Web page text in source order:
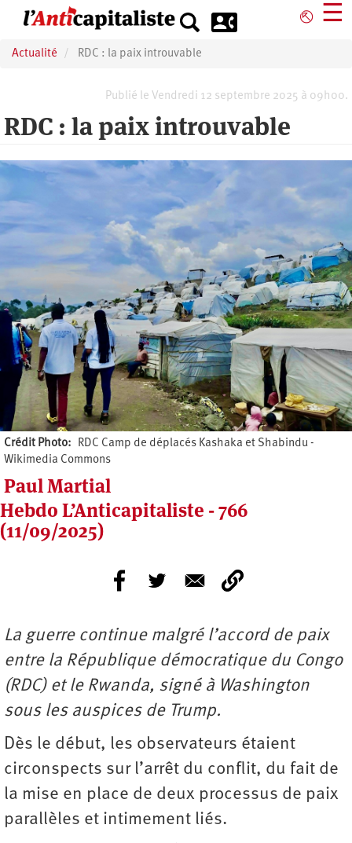
principal
⎋ ☰
Actualité RDC : la paix introuvable
Publié le Vendredi 12 septembre 2025 à 09h00.
RDC : la paix introuvable
Crédit Photo
RDC Camp de déplacés Kashaka et Shabindu -
Wikimedia Commons
Paul Martial
Hebdo L’Anticapitaliste - 766
(11/09/2025)
La guerre continue malgré l’accord de paix
entre la République démocratique du Congo
(RDC) et le Rwanda, signé à Washington
sous les auspices de Trump.
Dès le début, les observateurs étaient
circonspects sur l’arrêt du conflit, du fait de
la mise en place de deux processus de paix
parallèles et intimement liés.